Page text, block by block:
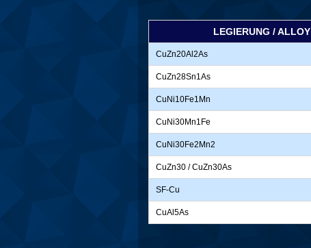
LEGIERUNG / ALLOY
CuZn20Al2As
CuZn28Sn1As
CuNi10Fe1Mn
CuNi30Mn1Fe
CuNi30Fe2Mn2
CuZn30 / CuZn30As
SF-Cu
CuAl5As